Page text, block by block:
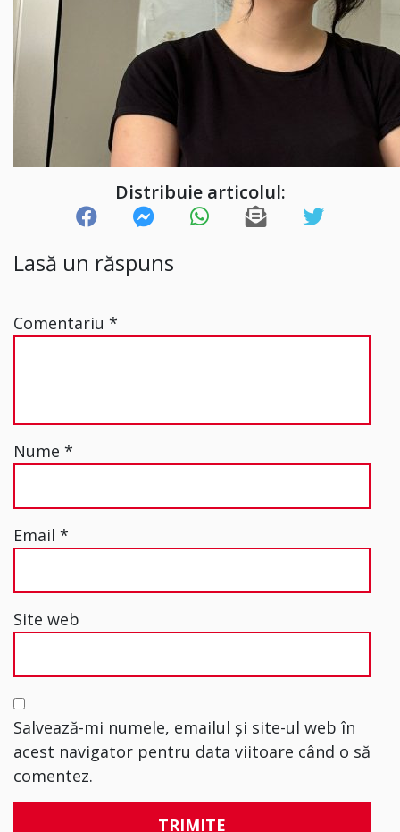
Distribuie articolul:
Lasă un răspuns
Comentariu *
Nume *
Email *
Site web
Salvează-mi numele, emailul și site-ul web în
acest navigator pentru data viitoare când o să
comentez.